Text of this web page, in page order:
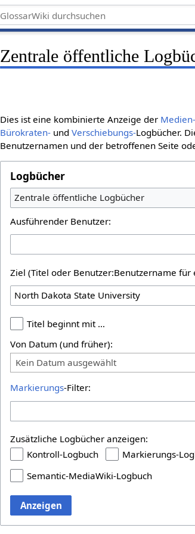
Zentrale öffentliche
Dies ist eine kombinierte Anzeige der Medien-
Bürokraten- undVerschiebungs-Logbücher.
Benutzernamen und der betroffenen Seite
Logbücher
Zentrale öffentliche Logbücher
Ausführender Benutzer:
Ziel (Titel oder Benutzer:Benutzername für
Titel beginnt mit …
Von Datum (und früher):
Kein Datum ausgewählt
Markierungs-Filter:
Zusätzliche Logbücher anzeigen:
Kontroll-Logbuch
Markierungs-
Semantic-MediaWiki-Logbuch
Anzeigen